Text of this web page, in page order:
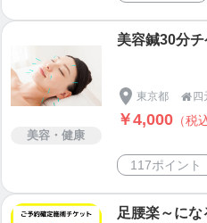
美容・健康
美容鍼30分チ
東京都 四
￥4,000 （税
117ポイント
足腰楽～に